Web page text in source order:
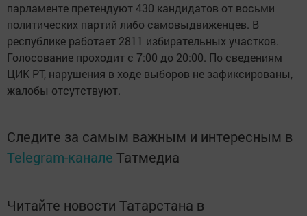
парламенте претендуют 430 кандидатов от восьми
политических партий либо самовыдвиженцев. В
республике работает 2811 избирательных участков.
Голосование проходит с 7:00 до 20:00. По сведениям
ЦИК РТ, нарушения в ходе выборов не зафиксированы,
жалобы отсутствуют.
Следите за самым важным и интересным в
Telegram-канале Татмедиа
Читайте новости Татарстана в